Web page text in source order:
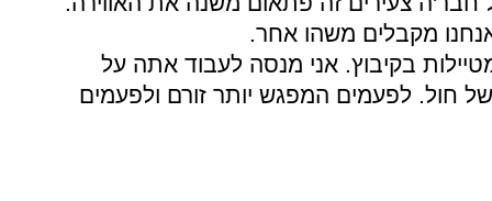
מקבלים משהו אחר.
בקיבוץ. אני מנסה לעבוד אתה על
של חול. לפעמים המפגש יותר זורם ולפעמים